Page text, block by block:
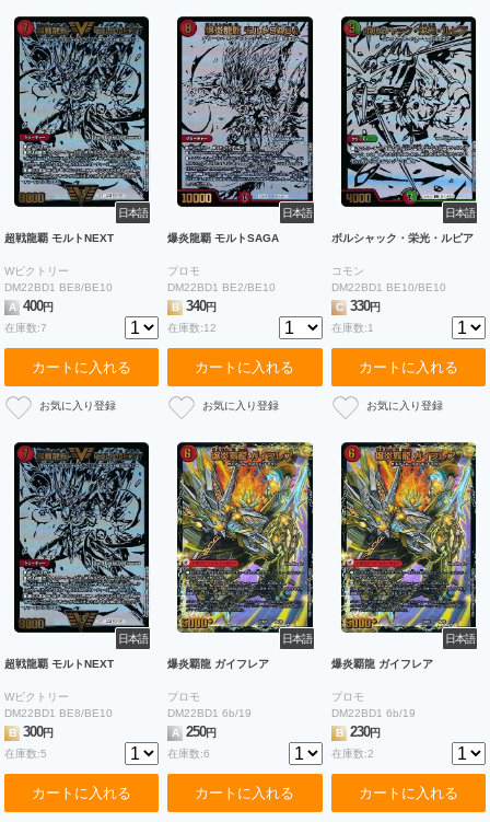
日本語
超戦龍覇 モルトNEXT
Wビクトリー
DM22BD1 BE8/BE10
A
400円
在庫数:7
カートに入れる
日本語
爆炎龍覇 モルトSAGA
プロモ
DM22BD1 BE2/BE10
B
340円
在庫数:12
カートに入れる
日本語
ボルシャック・栄光・ルピア
コモン
DM22BD1 BE10/BE10
C 330円
在庫数:1
カートに入れる
日本語
超戦龍覇 モルトNEXT
Wビクトリー
DM22BD1 BE8/BE10
B
300円
在庫数:5
カートに入れる
日本語
爆炎覇龍 ガイフレア
プロモ
DM22BD1 6b/19
A
250円
在庫数:6
カートに入れる
日本語
爆炎覇龍 ガイフレア
プロモ
DM22BD1 6b/19
B 230円
在庫数:2
カートに入れる